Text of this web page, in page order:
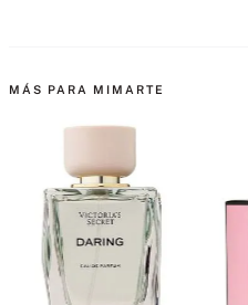
MÁS PARA MIMARTE